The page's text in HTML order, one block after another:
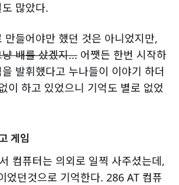
많았다.
만들어야만 했던 것은 아니었지만,
배를 샀겠지... 어쨋든 한번 시작하
발휘했다고 누나들이 이야기 하더
이 하고 있었으니 기억도 별로 없었
게임
컴퓨터는 의외로 일찍 사주셨는데,
었던것으로 기억한다. 286 AT 컴퓨